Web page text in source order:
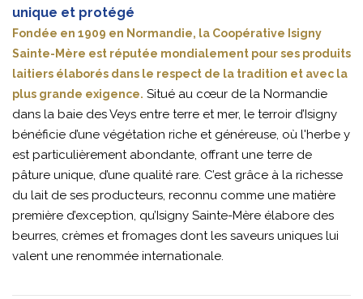
unique et protégé
Fondée en 1909 en Normandie, la Coopérative Isigny
Sainte-Mère est réputée mondialement pour ses produits
laitiers élaborés dans le respect de la tradition et avec la
plus grande exigence. Situé au cœur de la Normandie
dans la baie des Veys entre terre et mer, le terroir d’Isigny
bénéficie d’une végétation riche et généreuse, où l'herbe y
est particulièrement abondante, offrant une terre de
pâture unique, d’une qualité rare. C’est grâce à la richesse
du lait de ses producteurs, reconnu comme une matière
première d’exception, qu’Isigny Sainte-Mère élabore des
beurres, crèmes et fromages dont les saveurs uniques lui
valent une renommée internationale.